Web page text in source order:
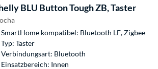
BLU Button Tough ZB, Taster
SmartHome kompatibel: Bluetooth LE, Zigbee
Typ: Taster
Verbindungsart: Bluetooth
Einsatzbereich: Innen